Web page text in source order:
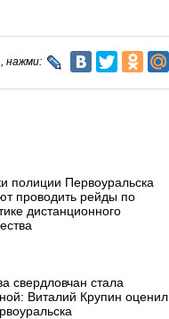
нажми:
полиции Первоуральска
проводить рейды по
дистанционного
свердловчан стала
Виталий Крупин оценил